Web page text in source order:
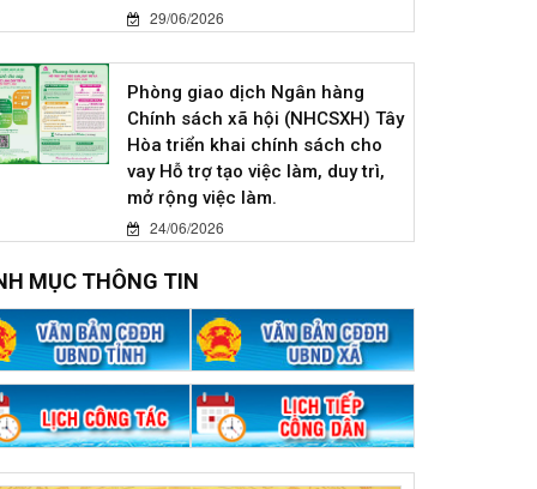
29/06/2026
Phòng giao dịch Ngân hàng
Chính sách xã hội (NHCSXH) Tây
Hòa triển khai chính sách cho
vay Hỗ trợ tạo việc làm, duy trì,
mở rộng việc làm.
24/06/2026
MỤC THÔNG TIN